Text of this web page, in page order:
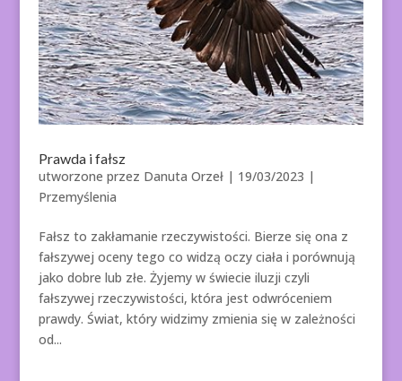
Prawda i fałsz
utworzone przez Danuta Orzeł| 19/03/2023 |
Przemyślenia
Fałsz to zakłamanie rzeczywistości. Bierze się ona z
fałszywej oceny tego co widzą oczy ciała i porównują
jako dobre lub złe. Żyjemy w świecie iluzji czyli
fałszywej rzeczywistości, która jest odwróceniem
prawdy. Świat, który widzimy zmienia się w zależności
od...